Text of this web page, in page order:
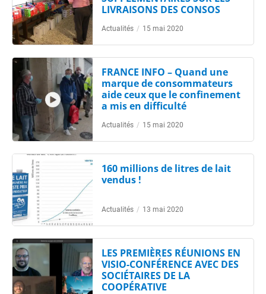
LIVRAISONS DES CONSOS
Actualités / 15 mai 2020
FRANCE INFO – Quand une
marque de consommateurs
aide ceux que le confinement
a mis en difficulté
Actualités / 15 mai 2020
160 millions de litres de lait
vendus !
Actualités / 13 mai 2020
LES PREMIÈRES RÉUNIONS EN
VISIO-CONFÉRENCE AVEC DES
SOCIÉTAIRES DE LA
COOPÉRATIVE